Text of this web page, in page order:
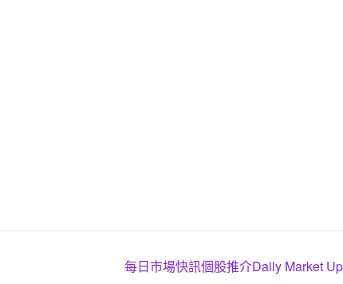
每日市場快訊個股推介Daily Market